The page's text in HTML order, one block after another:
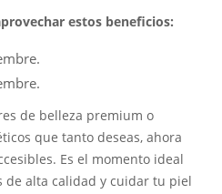
estos beneficios:
de belleza premium o
que tanto deseas, ahora
Es el momento ideal
alta calidad y cuidar tu piel